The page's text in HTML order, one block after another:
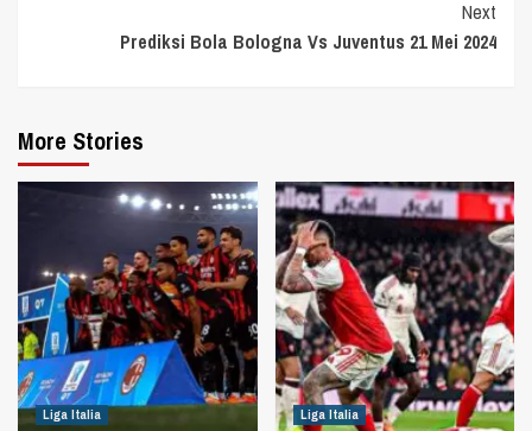
Next
Prediksi Bola Bologna Vs Juventus 21 Mei 2024
More Stories
Liga Italia Liga Italia